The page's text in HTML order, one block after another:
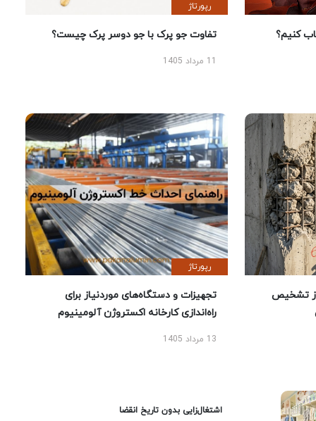
کنیم؟
رپورتاژ
تفاوت جو پرک با جو دوسر پرک چیست؟
تشخیص
رپورتاژ
تجهیزات و دستگاه‌های موردنیاز برای
راه‌اندازی کارخانه اکستروژن آلومینیوم
13 مرداد 1405
اشتغال‌زایی بدون تاریخ انقضا